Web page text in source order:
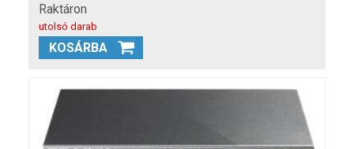
Raktáron
utolsó darab
KOSÁRBA